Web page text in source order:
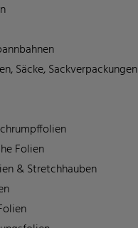
Säcke, Sackverpackungen
Folien
& Stretchhauben